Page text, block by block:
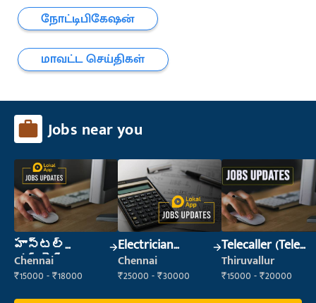
நோட்டிபிகேஷன்
மாவட்ட செய்திகள்
Jobs near you
హాస్టల్
వార్డెన్
Chennai
₹15000 - ₹18000
Electrician
(Construction)
Chennai
₹25000 - ₹30000
Telecaller (Tele
Sales)
Thiruvallur
₹15000 - ₹20000